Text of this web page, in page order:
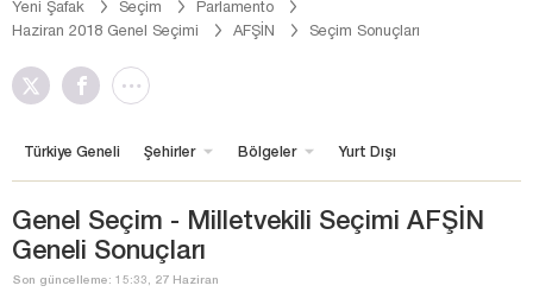
Yeni Şafak Seçim
Parlamento
Haziran 2018 Genel Seçimi
AFŞİN Seçim Sonuçları
Türkiye Geneli Şehirler Bölgeler Yurt Dışı
Genel Seçim - Milletvekili Seçimi AFŞİN
Geneli Sonuçları
Son güncelleme: 15:33, 27 Haziran